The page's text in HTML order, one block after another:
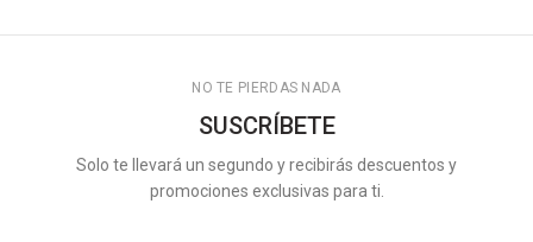
NO TE PIERDAS NADA
SUSCRÍBETE
Solo te llevará un segundo y recibirás descuentos y
promociones exclusivas para ti.